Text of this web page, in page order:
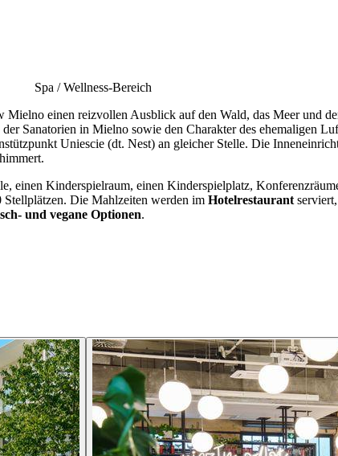
Spa / Wellness-Bereich
Mielno einen reizvollen Ausblick auf den Wald, das Meer und
Sanatorien in Mielno sowie den Charakter des ehemaligen
Uniescie (dt. Nest) an gleicher Stelle. Die
einen Kinderspielraum, einen Kinderspielplatz,
Stellplätzen. Die Mahlzeiten werden im Hotelrestaurant
und vegane Optionen.